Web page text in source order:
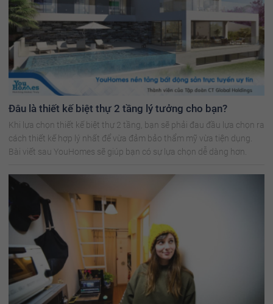
Đâu là thiết kế biệt thự 2 tầng lý tưởng cho bạn?
Khi lựa chọn thiết kế biệt thự 2 tầng, bạn sẽ phải đau đầu lựa chọn ra
cách thiết kế hợp lý nhất để vừa đảm bảo thẩm mỹ vừa tiện dụng.
Bài viết sau YouHomes sẽ giúp bạn có sự lựa chọn dễ dàng hơn.